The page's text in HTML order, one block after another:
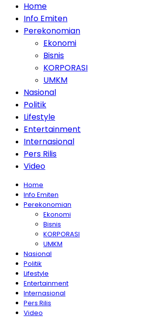
Home
Info Emiten
Perekonomian
Ekonomi
Bisnis
KORPORASI
UMKM
Nasional
Politik
Lifestyle
Entertainment
Internasional
Pers Rilis
Video
Home
Info Emiten
Perekonomian
Ekonomi
Bisnis
KORPORASI
UMKM
Nasional
Politik
Lifestyle
Entertainment
Internasional
Pers Rilis
Video